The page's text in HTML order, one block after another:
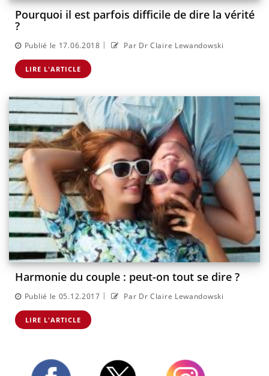
Pourquoi il est parfois difficile de dire la vérité
?
Publié le 17.06.2018 | Par Dr Claire Lewandowski
LIRE L'ARTICLE
Harmonie du couple : peut-on tout se dire ?
Publié le 05.12.2017 | Par Dr Claire Lewandowski
LIRE L'ARTICLE